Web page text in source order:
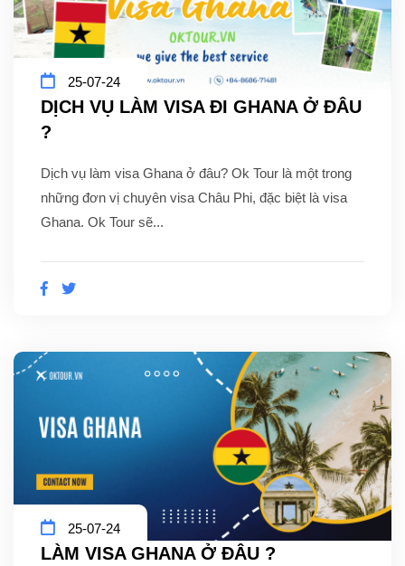
25-07-24
DỊCH VỤ LÀM VISA ĐI GHANA Ở ĐÂU
?
Dịch vụ làm visa Ghana ở đâu? Ok Tour là một trong
những đơn vị chuyên visa Châu Phi, đặc biệt là visa
Ghana. Ok Tour sẽ...
25-07-24
LÀM VISA GHANA Ở ĐÂU ?